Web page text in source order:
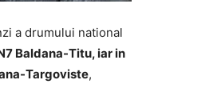
a drumului national
Baldana-Titu, iar in
Targoviste,